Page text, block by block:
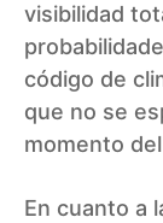
visibilidad
código de
que no se
momento
En cuanto a